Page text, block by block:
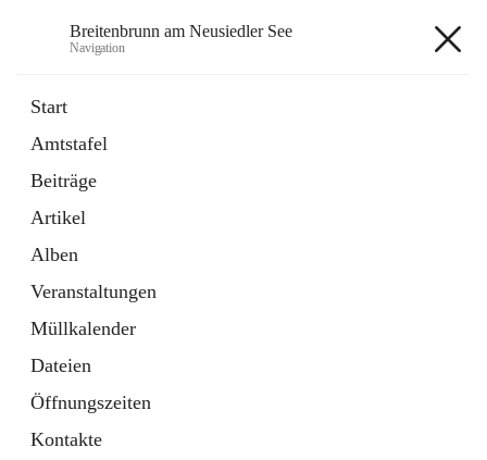
Breitenbrunn am Neusiedler See
Navigation
Start
Amtstafel
Beiträge
Artikel
Alben
Veranstaltungen
Müllkalender
Dateien
Öffnungszeiten
Kontakte
18 Schnellzugriffe
Gemeindeservice